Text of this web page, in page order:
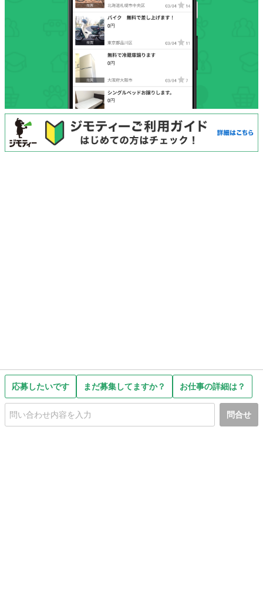
応募したいです まだ募集してますか？ お仕事の詳細は？
問合せ